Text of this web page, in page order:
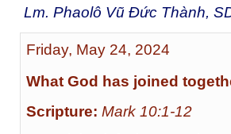
Lm. Phaolô Vũ Đức Thành,
Friday, May 24, 2024
What God has joined
Scripture: Mark 10:1-12